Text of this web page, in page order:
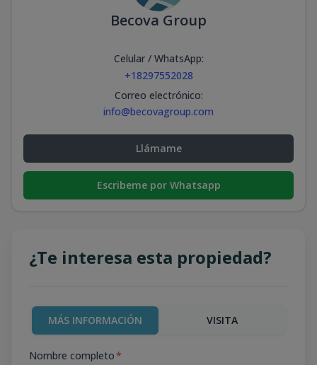
Becova Group
Celular / WhatsApp:
+18297552028
Correo electrónico:
info@becovagroup.com
Llámame
Escribeme por Whatsapp
¿Te interesa esta propiedad?
MÁS INFORMACIÓN VISITA
Nombre completo*